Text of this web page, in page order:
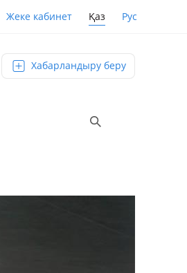
Жеке кабинет Қаз Рус
Хабарландыру беру